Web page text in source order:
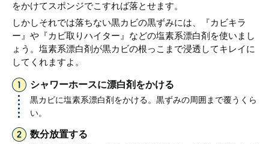
をかけてスポンジでこすれば落とせます。
しかしそれでは落ちない黒カビの黒ずみには、『カビキラ
ー』や『カビ取りハイター』などの塩素系漂白剤を使いまし
ょう。塩素系漂白剤が黒カビの根っこまで浸透してキレイに
してくれますよ。
シャワーホースに漂白剤をかける
黒カビに塩素系漂白剤をかける。黒ずみの周囲まで覆うくら
い。
数分放置する